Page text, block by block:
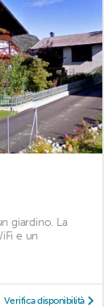
giardino. La
e un
Verifica disponibilità